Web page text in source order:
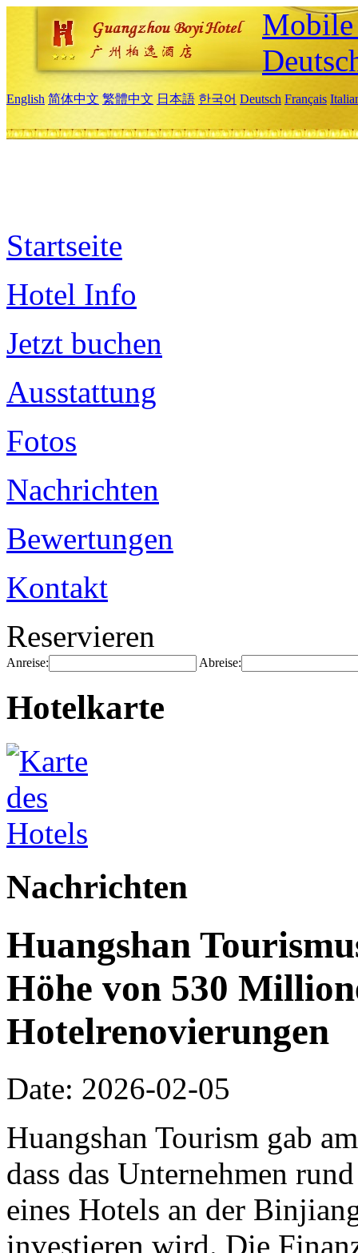
English 简体中文 繁體中文 日本語 한국어 Deutsch Français
Startseite
Hotel Info
Jetzt buchen
Ausstattung
Fotos
Nachrichten
Bewertungen
Kontakt
Reservieren
Anreise: Abreise:
Hotelkarte
Nachrichten
Huangshan
Höhe von 530
Hotelrenovierungen
Date: 2026-02-05
Huangshan Tourism gab
dass das Unternehmen
eines Hotels an der
investieren wird. Die